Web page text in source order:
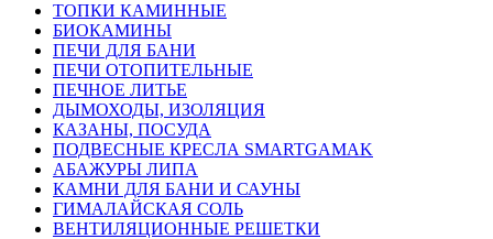
ТОПКИ КАМИННЫЕ
БИОКАМИНЫ
ПЕЧИ ДЛЯ БАНИ
ПЕЧИ ОТОПИТЕЛЬНЫЕ
ПЕЧНОЕ ЛИТЬЕ
ДЫМОХОДЫ, ИЗОЛЯЦИЯ
КАЗАНЫ, ПОСУДА
ПОДВЕСНЫЕ КРЕСЛА SMARTGAMAK
АБАЖУРЫ ЛИПА
КАМНИ ДЛЯ БАНИ И САУНЫ
ГИМАЛАЙСКАЯ СОЛЬ
ВЕНТИЛЯЦИОННЫЕ РЕШЕТКИ